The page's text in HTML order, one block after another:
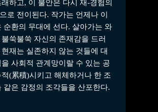
하고, 이 불안은 다시 재-경험의
로 전이된다. 작가는 언제나 이
순환의 무대에 선다. 살아가는 와
쑥불쑥 자신의 존재감을 드러
재는 실존하지 않는 것들에 대
을 사회적 관계망이랄 수 있는 공
적(累積)시키고 해체하거나 한 조
같은 감정의 조각들을 산포한다.